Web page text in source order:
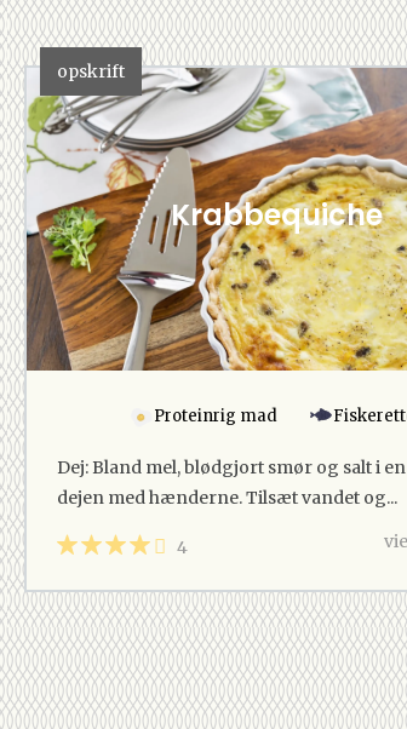
opskrift
Krabbequiche
Proteinrig mad
Dej: Bland mel, blødgjort smør og salt i
dejen med hænderne. Tilsæt vandet og...
4